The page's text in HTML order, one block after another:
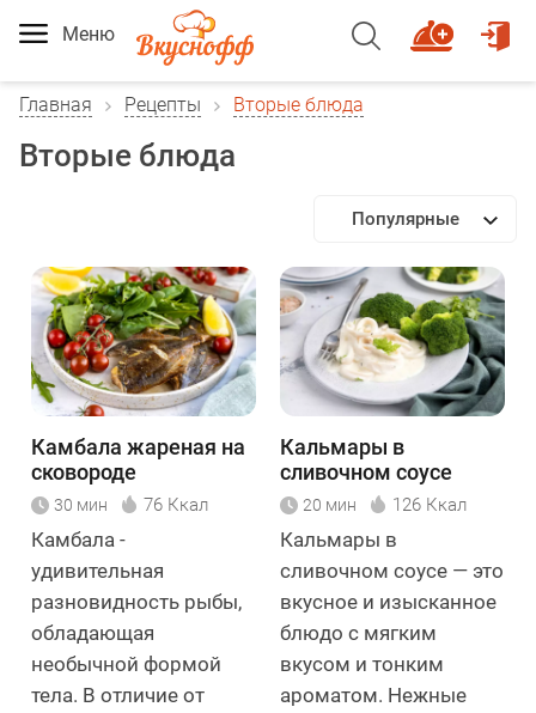
Меню
Главная Рецепты Вторые блюда
Вторые блюда
Популярные
Камбала жареная на
сковороде
30 мин 76 Ккал
Камбала -
удивительная
разновидность рыбы,
обладающая
необычной формой
тела. В отличие от
Кальмары в
сливочном соусе
20 мин 126 Ккал
Кальмары в
сливочном соусе — это
вкусное и изысканное
блюдо с мягким
вкусом и тонким
ароматом. Нежные